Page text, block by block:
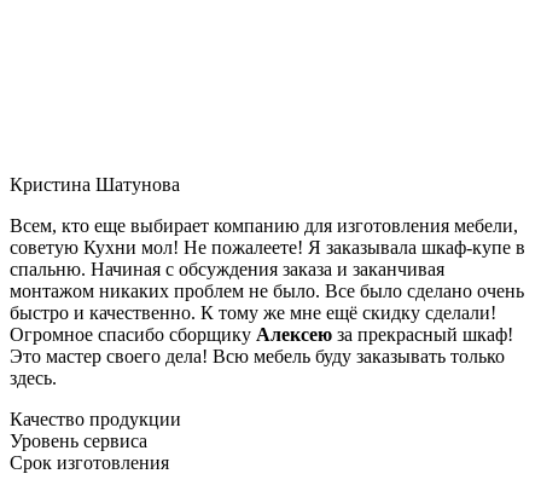
Кристина Шатунова
Всем, кто еще выбирает компанию для изготовления мебели,
советую Кухни мол! Не пожалеете! Я заказывала шкаф-купе в
спальню. Начиная с обсуждения заказа и заканчивая
монтажом никаких проблем не было. Все было сделано очень
быстро и качественно. К тому же мне ещё скидку сделали!
Огромное спасибо сборщику Алексею за прекрасный шкаф!
Это мастер своего дела! Всю мебель буду заказывать только
здесь.
Качество продукции
Уровень сервиса
Срок изготовления